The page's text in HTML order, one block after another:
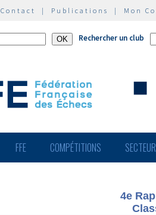
Contact | Publications | Mon
Rechercher un club
FFE COMPÉTITIONS
4e